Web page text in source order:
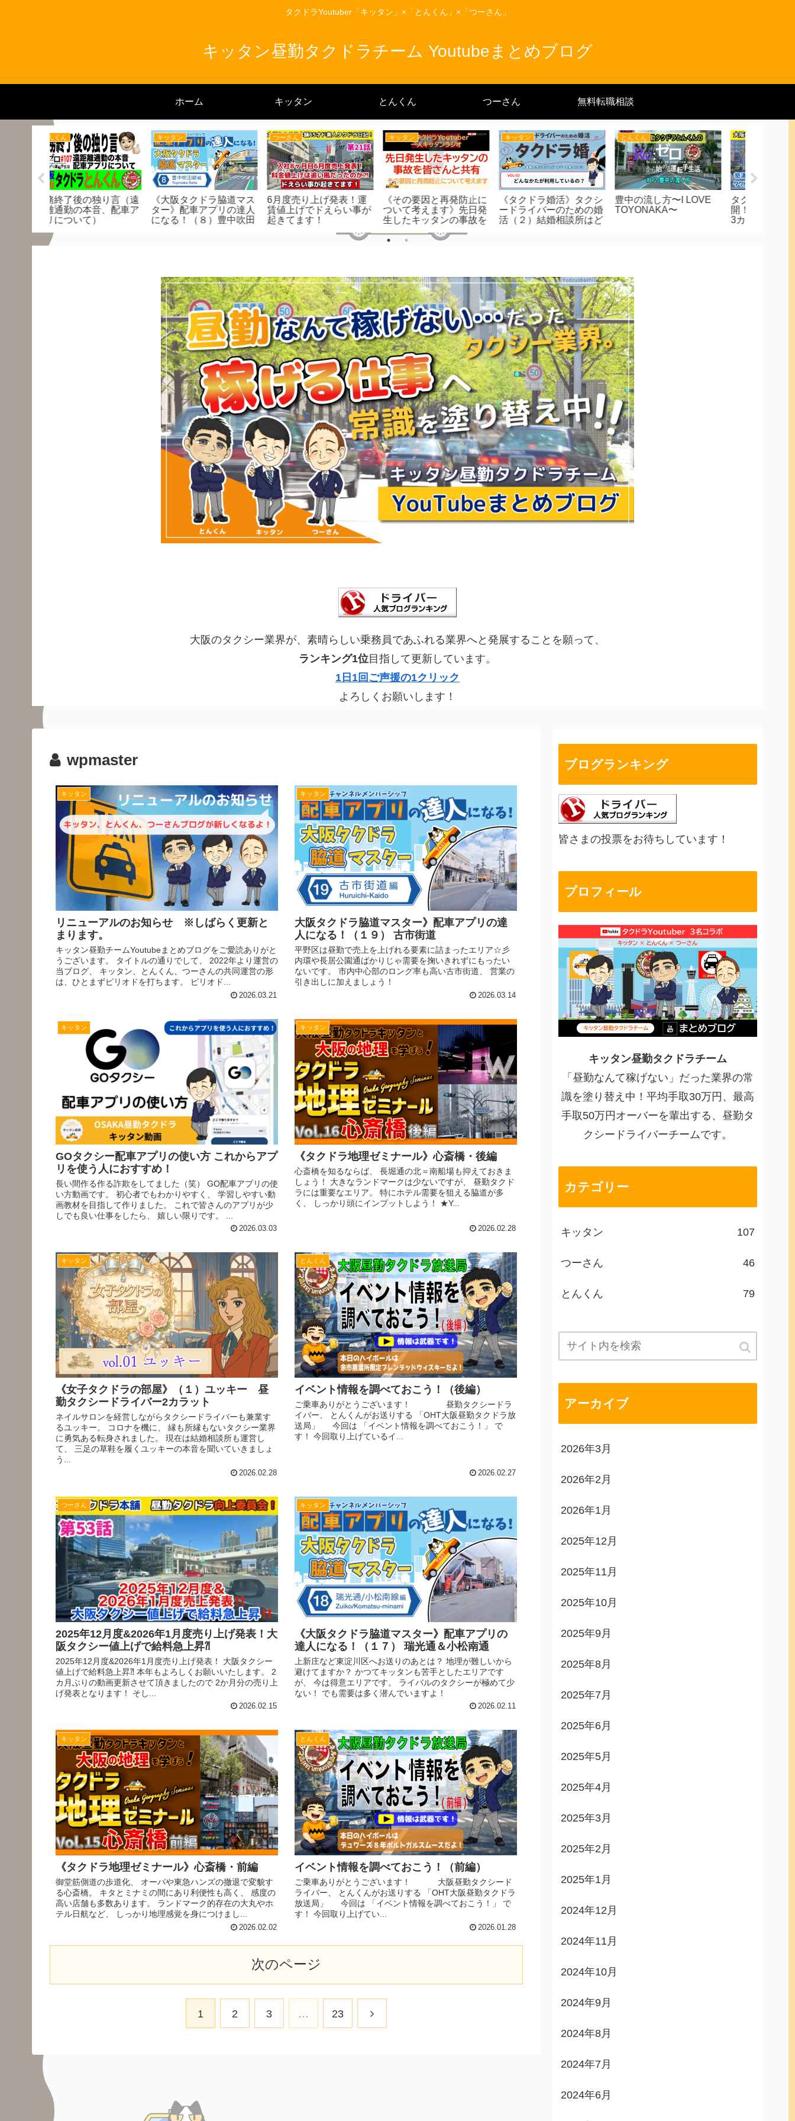
タクドラYoutuber「キッタン」×「とんくん」×「つーさん」
キッタン昼勤タクドラチーム Youtubeまとめブログ
ホーム キッタン とんくん つーさん 無料転職相談
キッタン
《大阪タクドラ脇道マス
ター》配車アプリの達人
になる！（８）豊中吹田
つーさん
6月度売り上げ発表！運
賃値上げでドえらい事が
起きてます！
キッタン
《その要因と再発防止に
ついて考えます》先日発
生したキッタンの事故を
キッタン
《タクドラ婚活》タクシ
ードライバーのための婚
活（２）結婚相談所はど
の？
とんくん
豊中の流し方〜I LOVE
TOYONAKA〜
つーさん
タクドラチップ事情大公
開！65才ド素人タクドラ
大阪のタクシー業界が、素晴らしい乗務員であふれる業界へと発展することを願って、
ランキング1位目指して更新しています。
1日1回ご声援の1クリック
よろしくお願いします！
wpmaster
キッタン
リニューアルのお知らせ ※しばらく更新と
まります。
キッタン昼勤チームYoutubeまとめブログをご愛読ありがと
うございます。 タイトルの通りでして、 2022年より運営の
当ブログ、 キッタン、とんくん、つーさんの共同運営の形
は、ひとまずピリオドを打ちます。 ピリオド...
2026.03.21
キッタン
大阪タクドラ脇道マスター》配車アプリの達
人になる！（１９） 古市街道
平野区は昼勤で売上を上げれる要素に詰まったエリア☆彡
内環や長居公園通ばかりじゃ需要を掬いきれずにもったい
ないです。 市内中心部のロング率も高い古市街道、 営業の
引き出しに加えましょう！
2026.03.14
キッタン
GOタクシー配車アプリの使い方 これからアプ
リを使う人におすすめ！
長い間作る作る詐欺をしてました（笑） GO配車アプリの使
い方動画です。 初心者でもわかりやすく、 学習しやすい動
画教材を目指して作りました。 これで皆さんのアプリが少
しでも良い仕事をしたら、 嬉しい限りです。 ...
2026.03.03
キッタン
《タクドラ地理ゼミナール》心斎橋・後編
心斎橋を知るならば、 長堀通の北＝南船場も抑えておきま
しょう！ 大きなランドマークは少ないですが、 昼勤タクド
ラには重要なエリア。 特にホテル需要を狙える脇道が多
く、 しっかり頭にインプットしよう！ ★Y...
2026.02.28
キッタン
《女子タクドラの部屋》（１）ユッキー 昼
勤タクシードライバー2カラット
ネイルサロンを経営しながらタクシードライバーも兼業す
るユッキー。 コロナを機に、 縁も所縁もないタクシー業界
に勇気ある転身されました。 現在は結婚相談所も運営し
て、 三足の草鞋を履くユッキーの本音を聞いていきましょ
う...
2026.02.28
とんくん
イベント情報を調べておこう！（後編）
ご乗車ありがとうございます！ 昼勤タクシードラ
イバー、 とんくんがお送りする 「OHT大阪昼勤タクドラ放
送局」 今回は 「イベント情報を調べておこう！」 で
す！ 今回取り上げているイ...
2026.02.27
つーさん
2025年12月度&2026年1月度売り上げ発表！大
阪タクシー値上げで給料急上昇⁈
2025年12月度&2026年1月度売り上げ発表！ 大阪タクシー
値上げで給料急上昇⁈ 本年もよろしくお願いいたします。 2
カ月ぶりの動画更新させて頂きましたので 2か月分の売り上
げ発表となります！ そし...
2026.02.15
キッタン
《大阪タクドラ脇道マスター》配車アプリの
達人になる！（１７） 瑞光通＆小松南通
上新庄など東淀川区へお送りのあとは？ 地理が難しいから
避けてますか？ かつてキッタンも苦手としたエリアです
が、 今は得意エリアです。 ライバルのタクシーが極めて少
ない！ でも需要は多く潜んでいますよ！
2026.02.11
キッタン
《タクドラ地理ゼミナール》心斎橋・前編
御堂筋側道の歩道化、 オーパや東急ハンズの撤退で変貌す
る心斎橋。 キタとミナミの間にあり利便性も高く、 感度の
高い店舗も多数あります。 ランドマーク的存在の大丸やホ
テル日航など、 しっかり地理感覚を身につけまし...
2026.02.02
とんくん
イベント情報を調べておこう！（前編）
ご乗車ありがとうございます！ 大阪昼勤タクシード
ライバー、 とんくんがお送りする 「OHT大阪昼勤タクドラ
放送局」 今回は 「イベント情報を調べておこう！」 で
す！ 今回取り上げてい...
2026.01.28
次のページ
1 2 3 … 23
ブログランキング
皆さまの投票をお待ちしています！
プロフィール
キッタン昼勤タクドラチーム
「昼勤なんて稼げない」だった業界の常
識を塗り替え中！平均手取30万円、最高
手取50万円オーバーを輩出する、昼勤タ
クシードライバーチームです。
カテゴリー
キッタン 107
つーさん 46
とんくん 79
アーカイブ
2026年3月
2026年2月
2026年1月
2025年12月
2025年11月
2025年10月
2025年9月
2025年8月
2025年7月
2025年6月
2025年5月
2025年4月
2025年3月
2025年2月
2025年1月
2024年12月
2024年11月
2024年10月
2024年9月
2024年8月
2024年7月
2024年6月